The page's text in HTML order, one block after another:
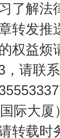
了解法
转发推
权益烦
，请联
际大
转载时
"原罪"